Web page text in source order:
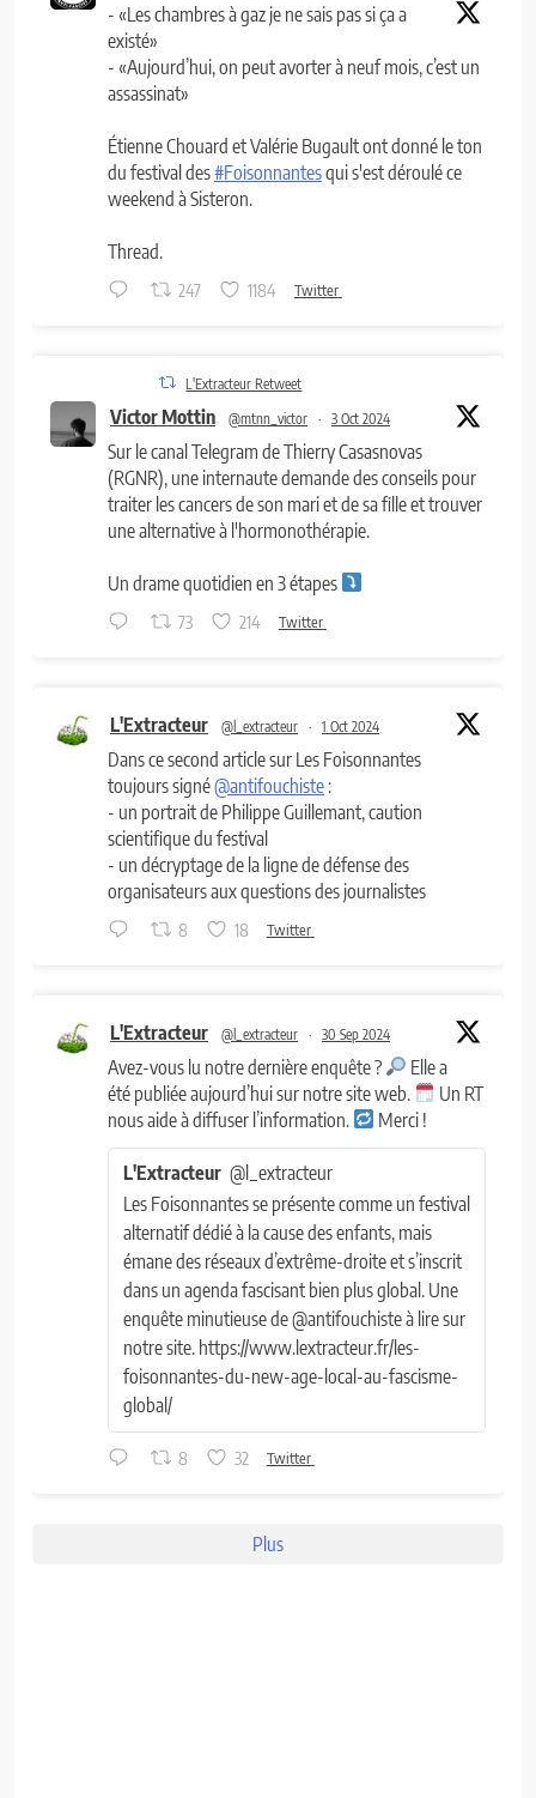
- «Les chambres à gaz je ne sais pas si ça a
existé»
- «Aujourd’hui, on peut avorter à neuf mois, c’est un
assassinat»
Étienne Chouard et Valérie Bugault ont donné le ton
du festival des#Foisonnantesqui s'est déroulé ce
weekend à Sisteron.
Thread.
247 1184 Twitter
L'Extracteur Retweet
Victor Mottin @mtnn_victor · 3 Oct 2024
Sur le canal Telegram de Thierry Casasnovas
(RGNR), une internaute demande des conseils pour
traiter les cancers de son mari et de sa fille et trouver
une alternative à l'hormonothérapie.
Un drame quotidien en 3 étapes
73 214 Twitter
L'Extracteur @l_extracteur · 1 Oct 2024
Dans ce second article sur Les Foisonnantes
toujours signé@antifouchiste :
- un portrait de Philippe Guillemant, caution
scientifique du festival
- un décryptage de la ligne de défense des
organisateurs aux questions des journalistes
8 18 Twitter
L'Extracteur @l_extracteur · 30 Sep 2024
Avez-vous lu notre dernière enquête ?
Elle a
été publiée aujourd’hui sur notre site web.
Un RT
nous aide à diffuser l’information.
Merci !
L'Extracteur @l_extracteur
Les Foisonnantes se présente comme un festival
alternatif dédié à la cause des enfants, mais
émane des réseaux d’extrême-droite et s’inscrit
dans un agenda fascisant bien plus global. Une
enquête minutieuse de @antifouchiste à lire sur
notre site. https://www.lextracteur.fr/les-
foisonnantes-du-new-age-local-au-fascisme-
global/
8 32 Twitter
Plus